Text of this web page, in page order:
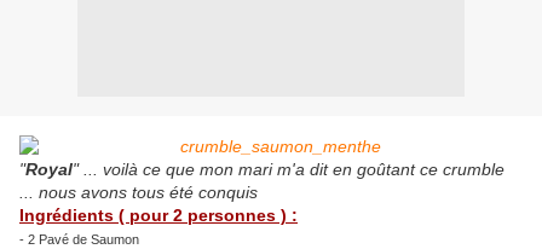
"Royal" ... voilà ce que mon mari m'a dit en goûtant ce crumble
... nous avons tous été conquis
Ingrédients ( pour 2 personnes ) :
- 2 Pavé de Saumon